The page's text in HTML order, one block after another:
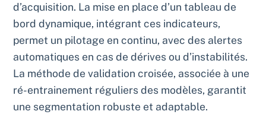
d’acquisition. La mise en place d’un tableau de
bord dynamique, intégrant ces indicateurs,
permet un pilotage en continu, avec des alertes
automatiques en cas de dérives ou d’instabilités.
La méthode de validation croisée, associée à une
ré-entrainement réguliers des modèles, garantit
une segmentation robuste et adaptable.